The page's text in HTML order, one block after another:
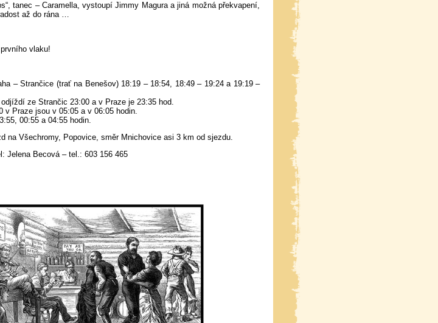
tanec – Caramella, vystoupí Jimmy Magura a jiná možná překvapení,
až do rána …
vlaku!
– Strančice (trať na Benešov) 18:19 – 18:54, 18:49 – 19:24 a 19:19 –
ze Strančic 23:00 a v Praze je 23:35 hod.
v Praze jsou v 05:05 a v 06:05 hodin.
00:55 a 04:55 hodin.
na Všechromy, Popovice, směr Mnichovice asi 3 km od sjezdu.
Jelena Becová – tel.: 603 156 465